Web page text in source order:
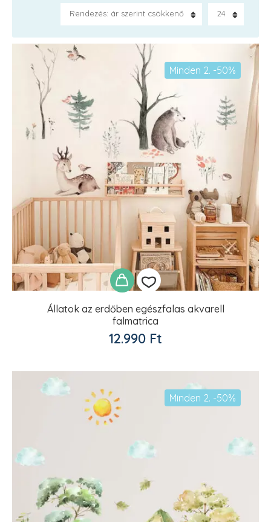
24
Rendezés: ár szerint csökkenő
Állatok az erdőben egészfalas akvarell
falmatrica
12.990 Ft
Minden 2. -50%
Kedvencekhez
Minden 2. -50%